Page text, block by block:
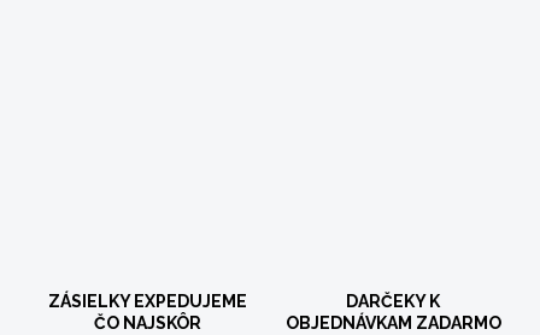
ZÁSIELKY EXPEDUJEME
ČO NAJSKÔR
DARČEKY K
OBJEDNÁVKAM ZADARMO